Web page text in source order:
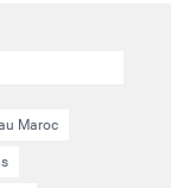
Maroc